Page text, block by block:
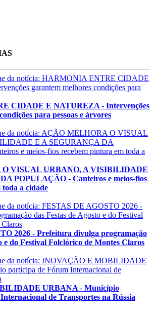
CIDADE E NATUREZA - Intervenções
para pessoas e árvores
VISUAL URBANO, A VISIBILIDADE
POPULAÇÃO - Canteiros e meios-fios
a cidade
2026 - Prefeitura divulga programação
e do Festival Folclórico de Montes Claros
URBANA - Município
de Transportes na Rússia